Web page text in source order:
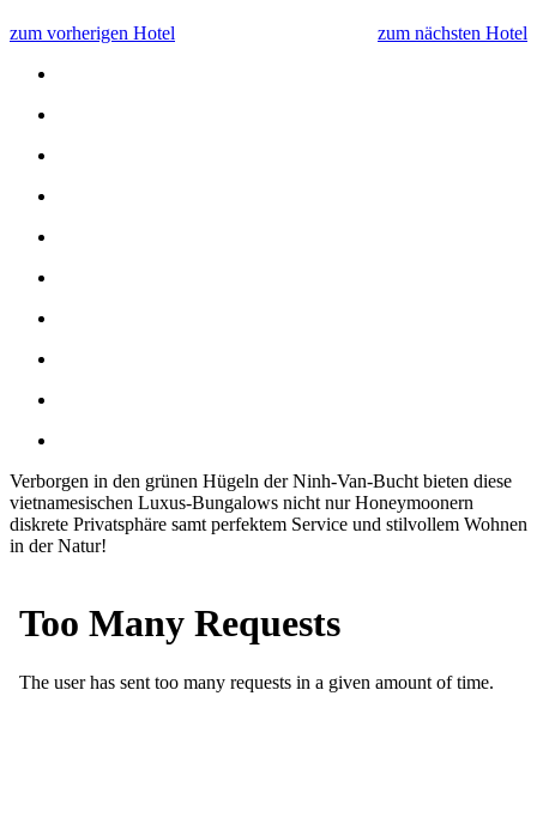
zum vorherigen Hotel zum nächsten Hotel
Verborgen in den grünen Hügeln der Ninh-Van-Bucht bieten diese
vietnamesischen Luxus-Bungalows nicht nur Honeymoonern
diskrete Privatsphäre samt perfektem Service und stilvollem Wohnen
in der Natur!